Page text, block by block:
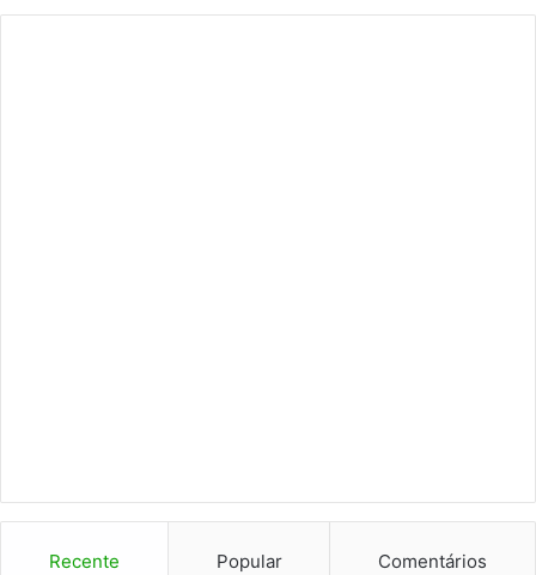
Recente Popular Comentários